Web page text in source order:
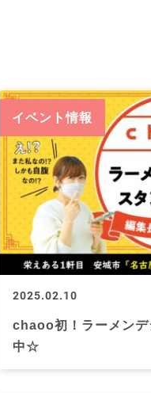
イベント情報
2025.02.10
chaoo初！ラーメンデ
中☆